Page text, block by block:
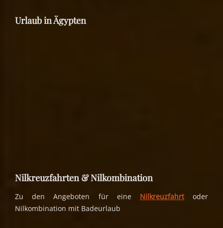
Urlaub in Ägypten
Nilkreuzfahrten & Nilkombination
Zu den Angeboten für eine Nilkreuzfahrtoder
Nilkombination mit Badeurlaub